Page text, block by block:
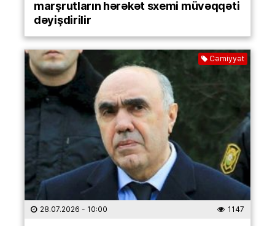
marşrutların hərəkət sxemi müvəqqəti
dəyişdirilir
Cəmiyyət
28.07.2026 - 10:00 1147